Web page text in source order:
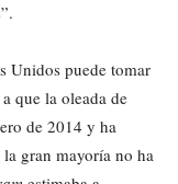
Unidos puede tomar
que la oleada de
de 2014 y ha
gran mayoría no ha